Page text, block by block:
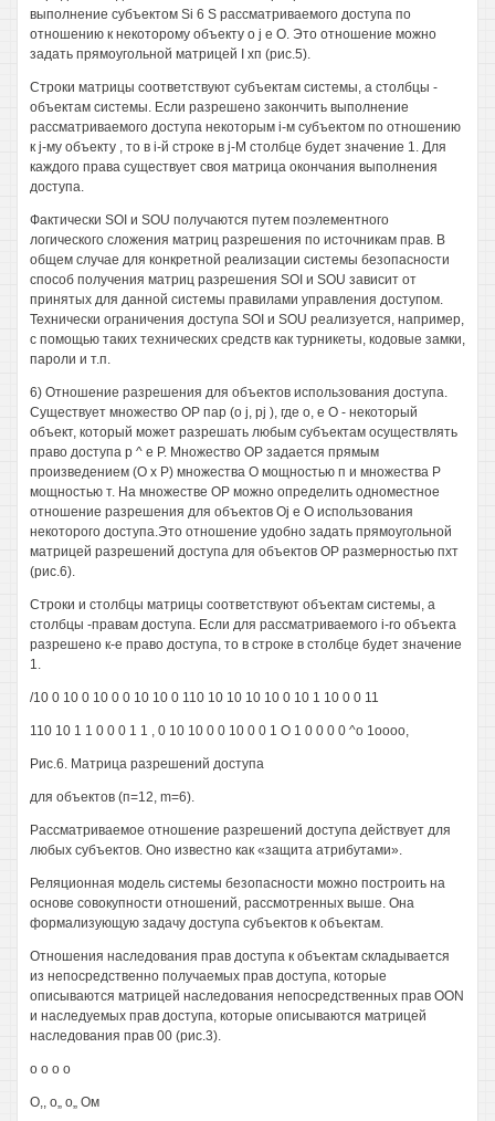
выполнение субъектом Si 6 S рассматриваемого доступа по
отношению к некоторому объекту о j е О. Это отношение можно
задать прямоугольной матрицей I хп (рис.5).
Строки матрицы соответствуют субъектам системы, а столбцы -
объектам системы. Если разрешено закончить выполнение
рассматриваемого доступа некоторым i-м субъектом по отношению
к j-му объекту , то в i-й строке в j-M столбце будет значение 1. Для
каждого права существует своя матрица окончания выполнения
доступа.
Фактически SOI и SOU получаются путем поэлементного
логического сложения матриц разрешения по источникам прав. В
общем случае для конкретной реализации системы безопасности
способ получения матриц разрешения SOI и SOU зависит от
принятых для данной системы правилами управления доступом.
Технически ограничения доступа SOI и SOU реализуется, например,
с помощью таких технических средств как турникеты, кодовые замки,
пароли и т.п.
6) Отношение разрешения для объектов использования доступа.
Существует множество ОР пар (о j, pj ), где о, е О - некоторый
объект, который может разрешать любым субъектам осуществлять
право доступа р ^ е Р. Множество ОР задается прямым
произведением (О х Р) множества О мощностью п и множества Р
мощностью т. На множестве ОР можно определить одноместное
отношение разрешения для объектов Oj е О использования
некоторого доступа.Это отношение удобно задать прямоугольной
матрицей разрешений доступа для объектов ОР размерностью пхт
(рис.6).
Строки и столбцы матрицы соответствуют объектам системы, а
столбцы -правам доступа. Если для рассматриваемого i-ro объекта
разрешено к-е право доступа, то в строке в столбце будет значение
1.
/10 0 10 0 10 0 0 10 10 0 110 10 10 10 10 0 10 1 10 0 0 11
110 10 1 1 0 0 0 1 1 , 0 10 10 0 0 10 0 0 1 О 1 0 0 0 0 ^о 1оооо,
Рис.6. Матрица разрешений доступа
для объектов (п=12, m=6).
Рассматриваемое отношение разрешений доступа действует для
любых субъектов. Оно известно как «защита атрибутами».
Реляционная модель системы безопасности можно построить на
основе совокупности отношений, рассмотренных выше. Она
формализующую задачу доступа субъектов к объектам.
Отношения наследования прав доступа к объектам складывается
из непосредственно получаемых прав доступа, которые
описываются матрицей наследования непосредственных прав OON
и наследуемых прав доступа, которые описываются матрицей
наследования прав 00 (рис.3).
о о о о
О,, о„ о„ Ом